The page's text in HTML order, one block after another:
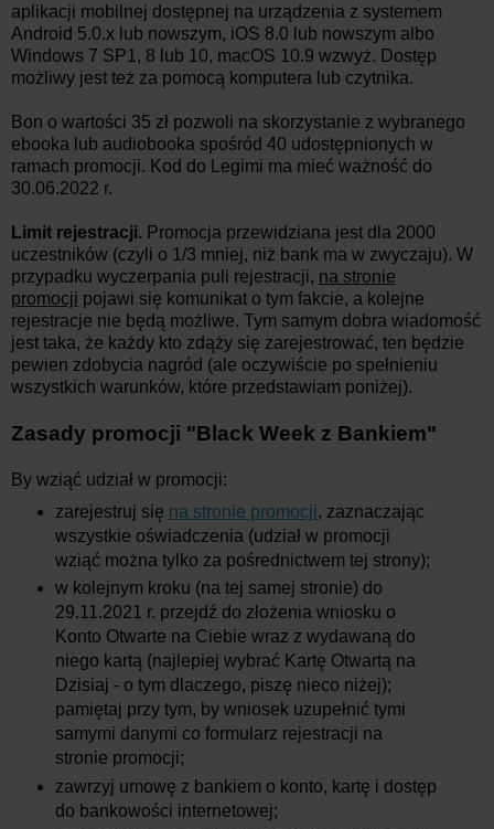
aplikacji mobilnej dostępnej na urządzenia z systemem
Android 5.0.x lub nowszym, iOS 8.0 lub nowszym albo
Windows 7 SP1, 8 lub 10, macOS 10.9 wzwyż. Dostęp
możliwy jest też za pomocą komputera lub czytnika.
Bon o wartości 35 zł pozwoli na skorzystanie z wybranego
ebooka lub audiobooka spośród 40 udostępnionych w
ramach promocji. Kod do Legimi ma mieć ważność do
30.06.2022 r.
Limit rejestracji. Promocja przewidziana jest dla 2000
uczestników (czyli o 1/3 mniej, niż bank ma w zwyczaju). W
przypadku wyczerpania puli rejestracji, na stronie
promocji pojawi się komunikat o tym fakcie, a kolejne
rejestracje nie będą możliwe. Tym samym dobra wiadomość
jest taka, że każdy kto zdąży się zarejestrować, ten będzie
pewien zdobycia nagród (ale oczywiście po spełnieniu
wszystkich warunków, które przedstawiam poniżej).
Zasady promocji "Black Week z Bankiem"
By wziąć udział w promocji:
zarejestruj się na stronie promocji, zaznaczając
wszystkie oświadczenia (udział w promocji
wziąć można tylko za pośrednictwem tej strony);
w kolejnym kroku (na tej samej stronie) do
29.11.2021 r. przejdź do złożenia wniosku o
Konto Otwarte na Ciebie wraz z wydawaną do
niego kartą (najlepiej wybrać Kartę Otwartą na
Dzisiaj - o tym dlaczego, piszę nieco niżej);
pamiętaj przy tym, by wniosek uzupełnić tymi
samymi danymi co formularz rejestracji na
stronie promocji;
zawrzyj umowę z bankiem o konto, kartę i dostęp
do bankowości internetowej;